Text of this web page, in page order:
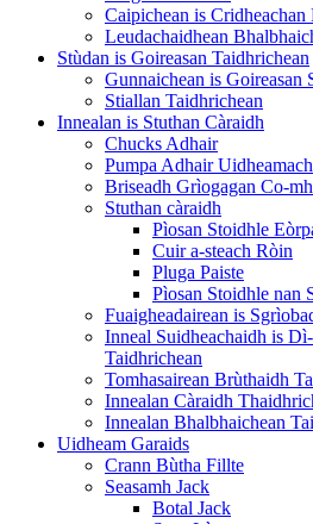
Caipichean is Cridheachan
Leudachaidhean
Stùdan is Goireasan Taidhrichean
Gunnaichean is Goireasan
Stiallan Taidhrichean
Innealan is Stuthan Càraidh
Chucks Adhair
Pumpa Adhair Uidheamach
Briseadh Grìogagan Co-
Stuthan càraidh
Pìosan Stoidhle
Cuir a-steach Ròin
Pluga Paiste
Pìosan Stoidhle nan
Fuaigheadairean is
Inneal Suidheachaidh is
Taidhrichean
Tomhasairean Brùthaidh
Innealan Càraidh
Innealan Bhalbhaichean
Uidheam Garaids
Crann Bùtha Fillte
Seasamh Jack
Botal Jack